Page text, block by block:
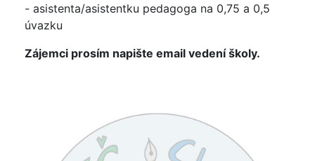
- asistenta/asistentku pedagoga na 0,75 a 0,5
úvazku
Zájemci prosím napište email vedení školy.